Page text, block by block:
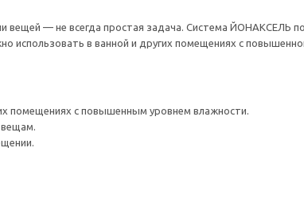
вещей — не всегда простая задача. Система ЙОНАКСЕЛЬ
использовать в ванной и других помещениях с
помещениях с повышенным уровнем влажности.